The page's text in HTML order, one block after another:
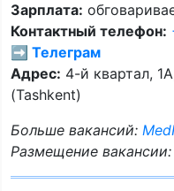
Зарплата:
Контактный телефон:
➡️ Телеграм
Адрес: 4-й квартал,
(Tashkent)
Больше вакансий:
Размещение вакансии: